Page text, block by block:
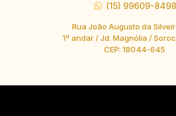
(15) 99609-8498
Rua João Augusto da
1º andar / Jd. Magnólia /
CEP: 18044-645